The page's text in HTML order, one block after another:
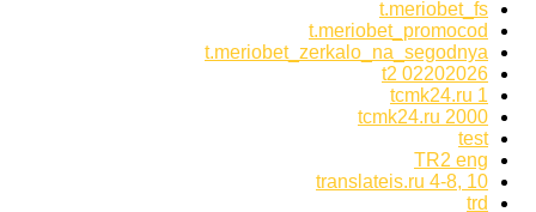
t.meriobet_fs
t.meriobet_promocod
t.meriobet_zerkalo_na_segodnya
t2 02202026
tcmk24.ru 1
tcmk24.ru 2000
test
TR2 eng
translateis.ru 4-8, 10
trd